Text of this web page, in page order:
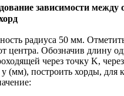
зависимости между
радиуса 50 мм.
центра. Обозначив длину
через точку K, через
(мм), построить хорды, для